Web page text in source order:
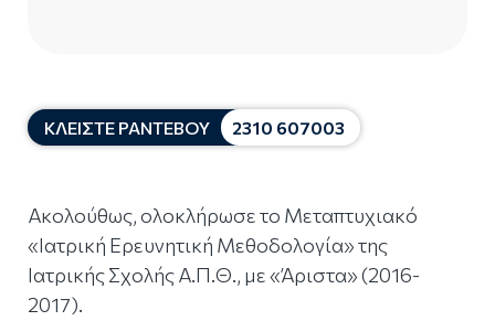
ΚΛΕΙΣΤΕ ΡΑΝΤΕΒΟΥ 2310 607003
Ακολούθως, ολοκλήρωσε το Μεταπτυχιακό
«Ιατρική Ερευνητική Μεθοδολογία» της
Ιατρικής Σχολής Α.Π.Θ., με «Άριστα» (2016-
2017).